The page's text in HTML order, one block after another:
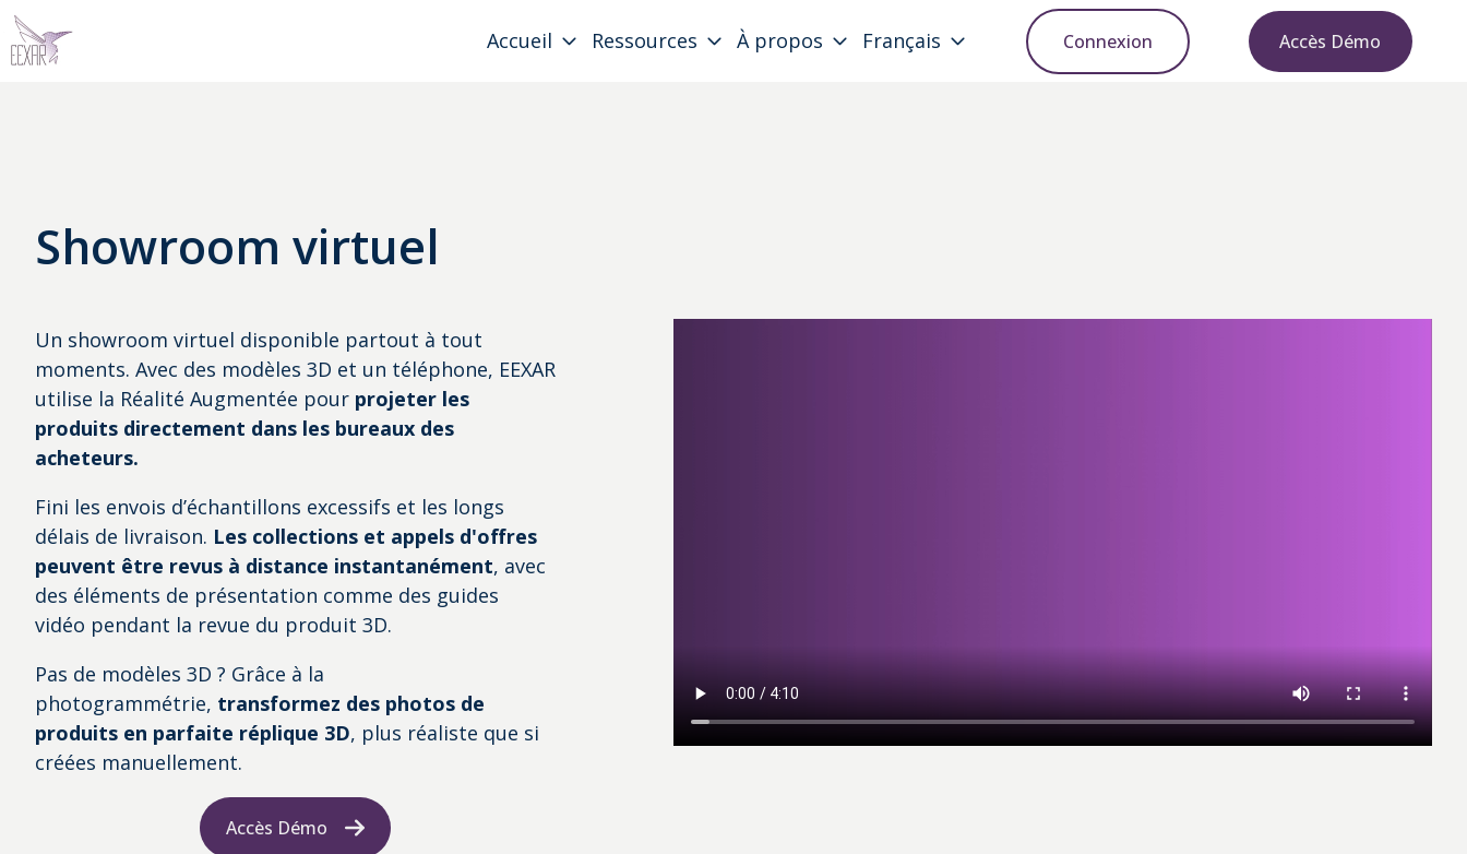
Accueil Ressources À propos Français Connexion Accès Démo
Showroom virtuel
Un showroom virtuel disponible partout à tout
moments. Avec des modèles 3D et un téléphone, EEXAR
utilise la Réalité Augmentée pour projeter les
produits directement dans les bureaux des
acheteurs.
Fini les envois d’échantillons excessifs et les longs
délais de livraison. Les collections et appels d'offres
peuvent être revus à distance instantanément, avec
des éléments de présentation comme des guides
vidéo pendant la revue du produit 3D.
Pas de modèles 3D ? Grâce à la
photogrammétrie, transformez des photos de
produits en parfaite réplique 3D, plus réaliste que si
créées manuellement.
Accès Démo